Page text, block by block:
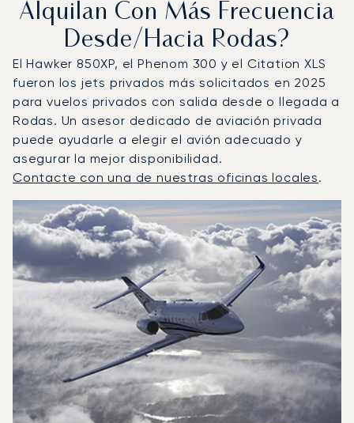
Alquilan Con Más Frecuencia
Desde/hacia Rodas?
El Hawker 850XP, el Phenom 300 y el Citation XLS
fueron los jets privados más solicitados en 2025
para vuelos privados con salida desde o llegada a
Rodas. Un asesor dedicado de aviación privada
puede ayudarle a elegir el avión adecuado y
asegurar la mejor disponibilidad.
Contacte con una de nuestras oficinas locales.
Foto de la aeronaveModelo de aeronave
Asientos
Velocidad (km/h)
Velocidad (nudos) Autonomía
Autonomía (NM)